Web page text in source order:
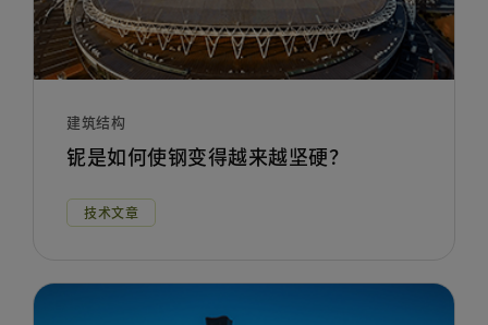
技术文章
建筑结构
铌是如何使钢变得越来越坚硬？